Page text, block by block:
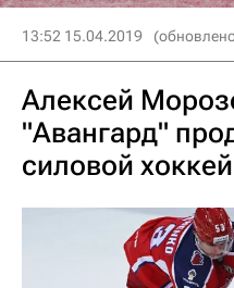
13:52 15.04.2019
Алексей
"Авангард"
силовой хоккей